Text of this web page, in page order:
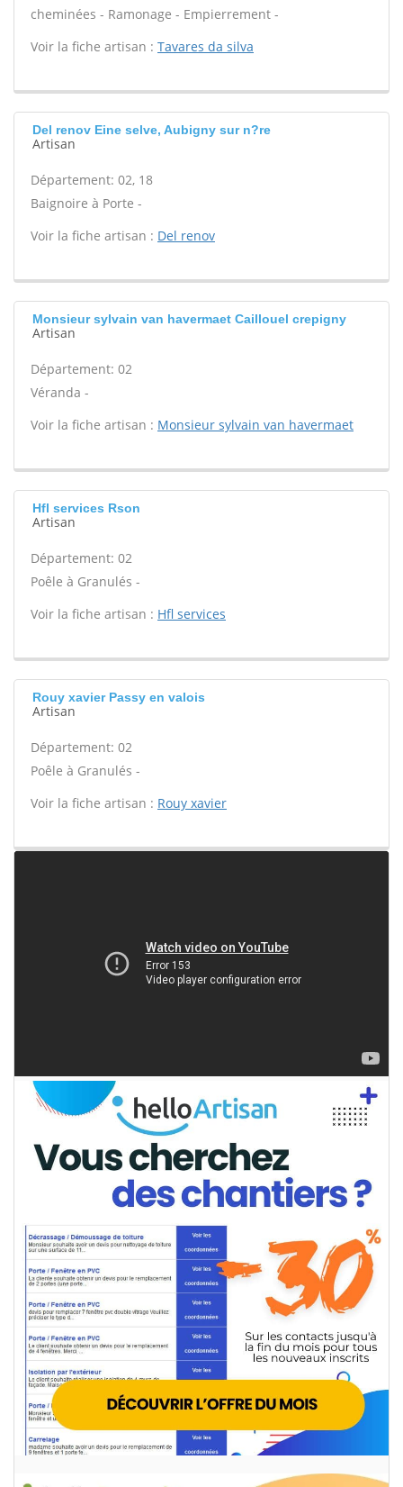
cheminées - Ramonage - Empierrement -
Voir la fiche artisan : Tavares da silva
Del renov Eine selve, Aubigny sur n?re
Artisan
Département: 02, 18
Baignoire à Porte -
Voir la fiche artisan : Del renov
Monsieur sylvain van havermaet Caillouel crepigny
Artisan
Département: 02
Véranda -
Voir la fiche artisan : Monsieur sylvain van havermaet
Hfl services Rson
Artisan
Département: 02
Poêle à Granulés -
Voir la fiche artisan : Hfl services
Rouy xavier Passy en valois
Artisan
Département: 02
Poêle à Granulés -
Voir la fiche artisan : Rouy xavier